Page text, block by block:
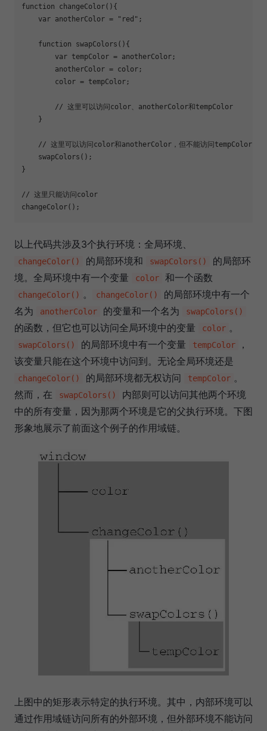
function changeColor( ) {
var anotherColor = "red" ;
function swapColors ( ) {
var tempColor = anotherColor;
        anotherColor = color;
        color = tempColor;
// 这里可以访问color、anotherColor和tempColor
    }
// 这里可以访问color和anotherColor，但不能访问tempColor
    swapColors();
}
// 这里只能访问color
changeColor();
以上代码共涉及3个执行环境：全局环境、
changeColor() 的局部环境和 swapColors()
的局部环
境。全局环境中有一个变量
color 和一个函数
changeColor() 。 changeColor()
的局部环境中有一个
名为
anotherColor 的变量和一个名为 swapColors()
的函数，但它也可以访问全局环境中的变量 color 。
swapColors() 的局部环境中有一个变量 tempColor
，
该变量只能在这个环境中访问到。无论全局环境还是
changeColor() 的局部环境都无权访问 tempColor 。
然而，在
swapColors()
内部则可以访问其他两个环境
中的所有变量，因为那两个环境是它的父执行环境。下图
形象地展示了前面这个例子的作用域链。
上图中的矩形表示特定的执行环境。其中，内部环境可以
通过作用域链访问所有的外部环境，但外部环境不能访问